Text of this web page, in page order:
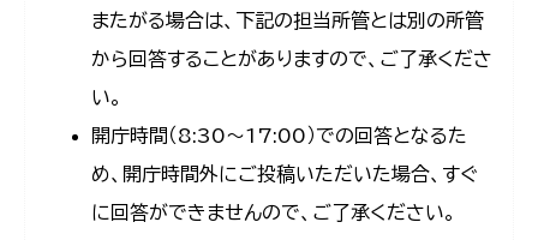
またがる場合は、下記の担当所管とは別の所管
から回答することがありますので、ご了承くださ
い。
開庁時間（8:30〜17:00）での回答となるた
め、開庁時間外にご投稿いただいた場合、すぐ
に回答ができませんので、ご了承ください。